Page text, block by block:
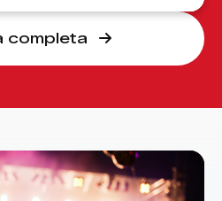
completa